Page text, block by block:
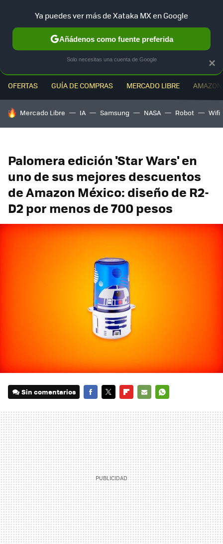
OFERTAS GUÍA DE COMPRAS MERCADO LIBRE
HOY SE HABLA DE
Mercado Libre IA Samsung NASA Robot Wifi
Palomera edición 'Star Wars' en
uno de sus mejores descuentos
de Amazon México: diseño de R2-
D2 por menos de 700 pesos
Sin comentarios
MAIL
×
Ya puedes ver más de Xataka MX en Google
Añádenos como fuente preferida
Solo necesitas una cuenta de Google